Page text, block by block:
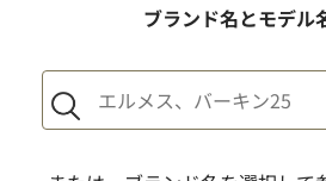
1点からでも査定できますか？
ブランド名とモデル